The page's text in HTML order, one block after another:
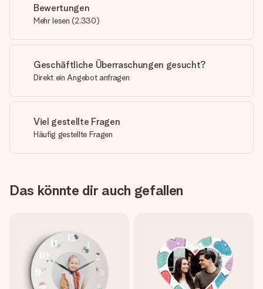
Bewertungen
Mehr lesen (2,330)
Geschäftliche Überraschungen gesucht?
Direkt ein Angebot anfragen
Viel gestellte Fragen
Häufig gestellte Fragen
Das könnte dir auch gefallen